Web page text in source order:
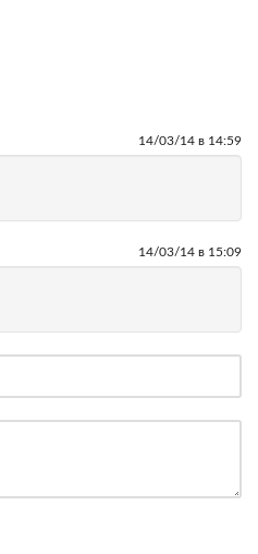
14/03/14 в 14:59
14/03/14 в 15:09